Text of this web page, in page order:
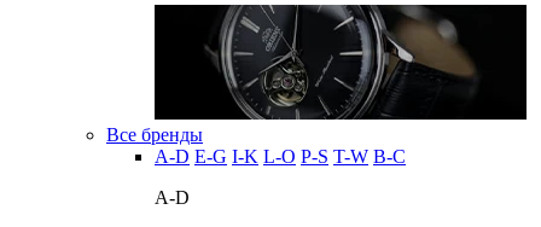
Все бренды
A-D E-G I-K L-O P-S T-W В-С
A-D